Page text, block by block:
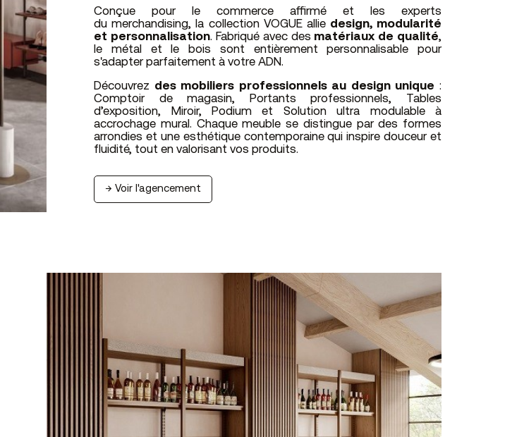
Conçue pour le commerce affirmé et les experts
du merchandising, la collection VOGUE allie design, modularité
et personnalisation. Fabriqué avec des matériaux de qualité,
le métal et le bois sont entièrement personnalisable pour
s'adapter parfaitement à votre ADN.
Découvrez des mobiliers professionnels au design unique:
Comptoir de magasin, Portants professionnels, Tables
d’exposition, Miroir, Podium et Solution ultra modulable à
accrochage mural. Chaque meuble se distingue par des formes
arrondies et une esthétique contemporaine qui inspire douceur et
fluidité, tout en valorisant vos produits.
→ Voir l'agencement